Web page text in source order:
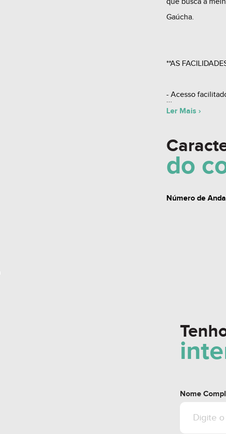
Gaúcha.
**AS
- Acesso
padrão;
muitos atrativos
- Estratégica
cidade;
Parque de
- 171 vagas de
manobrista;
- Acessibilidade
reduzida;
micro-ônibus;
Ler Mais ›
do
Número de
Nome